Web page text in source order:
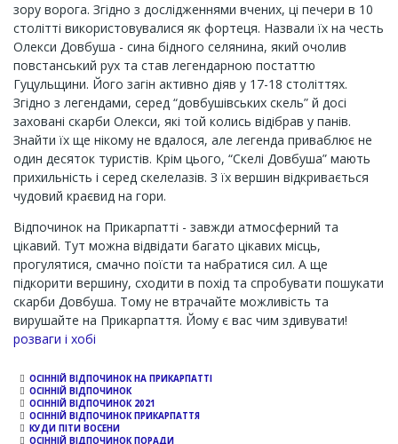
зору ворога. Згідно з дослідженнями вчених, ці печери в 10
столітті використовувалися як фортеця. Назвали їх на честь
Олекси Довбуша - сина бідного селянина, який очолив
повстанський рух та став легендарною постаттю
Гуцульщини. Його загін активно діяв у 17-18 століттях.
Згідно з легендами, серед “довбушівських скель” й досі
заховані скарби Олекси, які той колись відібрав у панів.
Знайти їх ще нікому не вдалося, але легенда приваблює не
один десяток туристів. Крім цього, “Скелі Довбуша” мають
прихильність і серед скелелазів. З їх вершин відкривається
чудовий краєвид на гори.
Відпочинок на Прикарпатті - завжди атмосферний та
цікавий. Тут можна відвідати багато цікавих місць,
прогулятися, смачно поїсти та набратися сил. А ще
підкорити вершину, сходити в похід та спробувати пошукати
скарби Довбуша. Тому не втрачайте можливість та
вирушайте на Прикарпаття. Йому є вас чим здивувати!
Channel
розваги і хобі
ОСІННІЙ ВІДПОЧИНОК НА ПРИКАРПАТТІ
ОСІННІЙ ВІДПОЧИНОК
ОСІННІЙ ВІДПОЧИНОК 2021
ОСІННІЙ ВІДПОЧИНОК ПРИКАРПАТТЯ
КУДИ ПІТИ ВОСЕНИ
ОСІННІЙ ВІДПОЧИНОК ПОРАДИ